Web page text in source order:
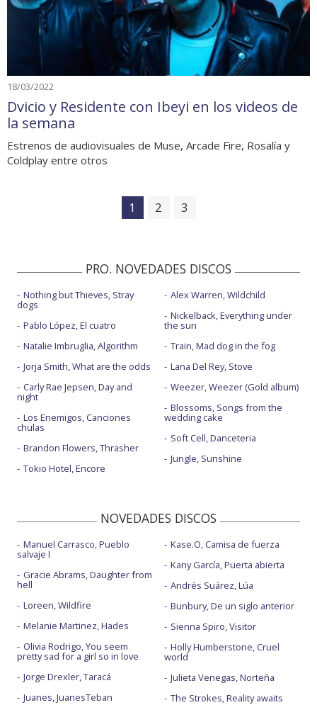
18/03/2022
Dvicio y Residente con Ibeyi en los videos de
la semana
Estrenos de audiovisuales de Muse, Arcade Fire, Rosalía y
Coldplay entre otros
1 2 3
PRO. NOVEDADES DISCOS
Nothing but Thieves, Stray
dogs
Pablo López, El cuatro
Natalie Imbruglia, Algorithm
Jorja Smith, What are the odds
Carly Rae Jepsen, Day and
night
Los Enemigos, Canciones
chulas
Brandon Flowers, Thrasher
Tokio Hotel, Encore
Alex Warren, Wildchild
Nickelback, Everything under
the sun
Train, Mad dog in the fog
Lana Del Rey, Stove
Weezer, Weezer (Gold album)
Blossoms, Songs from the
wedding cake
Soft Cell, Danceteria
Jungle, Sunshine
NOVEDADES DISCOS
Manuel Carrasco, Pueblo
salvaje I
Gracie Abrams, Daughter from
hell
Loreen, Wildfire
Melanie Martinez, Hades
Olivia Rodrigo, You seem
pretty sad for a girl so in love
Jorge Drexler, Taracá
Juanes, JuanesTeban
Kase.O, Camisa de fuerza
Kany García, Puerta abierta
Andrés Suárez, Lúa
Bunbury, De un siglo anterior
Sienna Spiro, Visitor
Holly Humberstone, Cruel
world
Julieta Venegas, Norteña
The Strokes, Reality awaits